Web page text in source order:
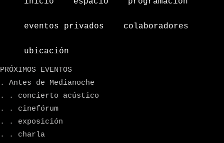
eventos privados colaboradores
ubicación
PRÓXIMOS EVENTOS
. Antes de Medianoche
. . concierto acústico
. . cinefórum
. . exposición
. . charla